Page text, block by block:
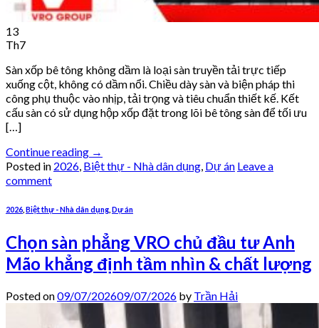
13
Th7
Sàn xốp bê tông không dầm là loại sàn truyền tải trực tiếp
xuống cột, không có dầm nổi. Chiều dày sàn và biện pháp thi
công phụ thuộc vào nhịp, tải trọng và tiêu chuẩn thiết kế. Kết
cấu sàn có sử dụng hộp xốp đặt trong lõi bê tông sàn để tối ưu
[…]
Continue reading →
Posted in 2026, Biệt thự - Nhà dân dụng, Dự án Leave a
comment
2026 Biệt thự - Nhà dân dụng Dự án
Chọn sàn phẳng VRO chủ đầu tư Anh
Mão khẳng định tầm nhìn & chất lượng
Posted on09/07/202609/07/2026 by Trần Hải